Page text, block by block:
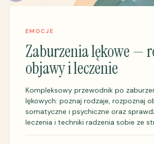
EMOCJE
Zaburzenia lękowe —
objawy i leczenie
Kompleksowy przewodnik po
lękowych: poznaj rodzaje, rozpoznaj
somatyczne i psychiczne oraz
leczenia i techniki radzenia sobie ze